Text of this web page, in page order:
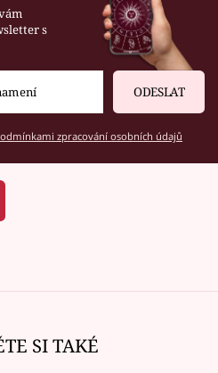
s
ODESLAT
zpracování osobních údajů
SI TAKÉ